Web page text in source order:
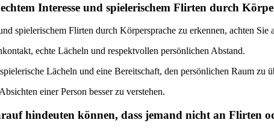
Interesse und spielerischem Flirten durch
spielerischem Flirten durch Körpersprache zu erkennen, achten
echte Lächeln und respektvollen persönlichen Abstand.
Lächeln und eine Bereitschaft, den persönlichen Raum zu
einer Person besser zu verstehen.
hindeuten können, dass jemand nicht an Flirten